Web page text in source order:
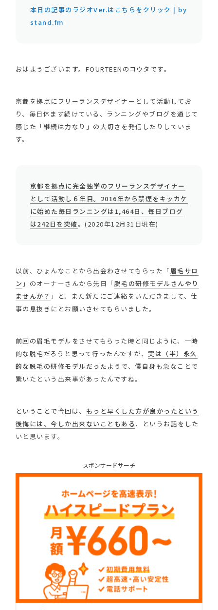
本日の記事のラジオVer.はこちらをクリック | by
stand.fm
おはようございます。FOURTEENのコウタです。
京都を拠点にフリーランスデザイナーとして活動してお
り、毎日休まず続けている、ランニングやブログを通じて
感じた「継続は力なり」の大切さを発信したりしていま
す。
京都を拠点に完全独学のフリーランスデザイナー
として活動し６年目。2016年から禁煙をキッカケ
に始めた毎日ランニングは1,464日、毎日ブログ
は242日を突破。(2020年12月31日現在)
以前、ひょんなことから出会わさせてもらった「眉毛サロ
ン 」のオーナーさんから先日「脱毛の研修モデルさんやり
ませんか？ 」と、また新たにご連絡をいただきまして、仕
事の息抜きにとお願いさせてもらいました。
前回の眉毛モデルをさせてもらった時と同じように、一時
的な脱毛だろうと思って行ったんですが、実は（半）永久
的な脱毛の研修モデルだった ようで、僕自身も急なことで
驚いたという出来事があったんですね。
ということで今回は、 もっと早くした方が良かったという
後悔には、今しか出来ないこともある、というお話をした
いと思います。
スポンサードサーチ